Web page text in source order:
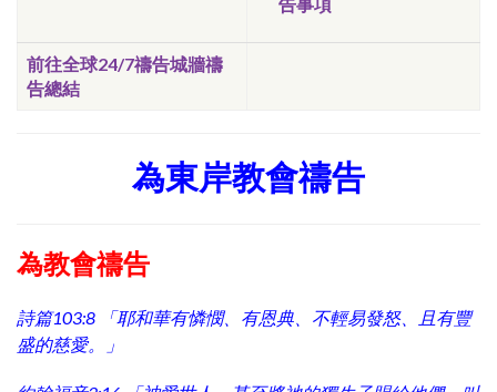
前往全球24/7禱告城牆禱
告總結
為東岸教會禱告
為教會禱告
詩篇103:8
「耶和華有憐憫、有恩典、不輕易發怒、且有豐
盛的慈愛。」